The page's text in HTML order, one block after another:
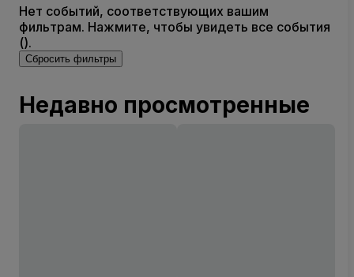
Нет событий, соответствующих вашим
фильтрам. Нажмите, чтобы увидеть все события
().
Сбросить фильтры
Недавно просмотренные